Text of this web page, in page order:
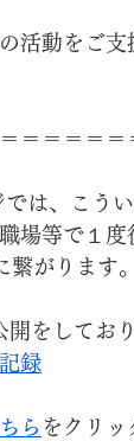
活動をご
＝＝＝＝
は、こう
場等で１
がります。
をしてお
録
ら をクリッ